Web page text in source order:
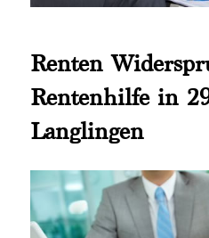
Renten
Rentenhilfe in
Langlingen